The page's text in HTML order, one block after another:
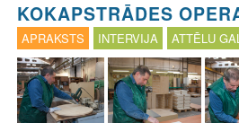
i
j
u
p
a
s
KOKAPSTRĀDES
APRAKSTS INTERVIJA ATTĒLU